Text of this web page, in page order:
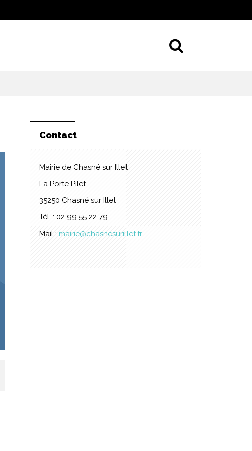
Contact
Mairie de Chasné sur Illet
La Porte Pilet
35250 Chasné sur Illet
Tél. : 02 99 55 22 79
Mail : mairie@chasnesurillet.fr